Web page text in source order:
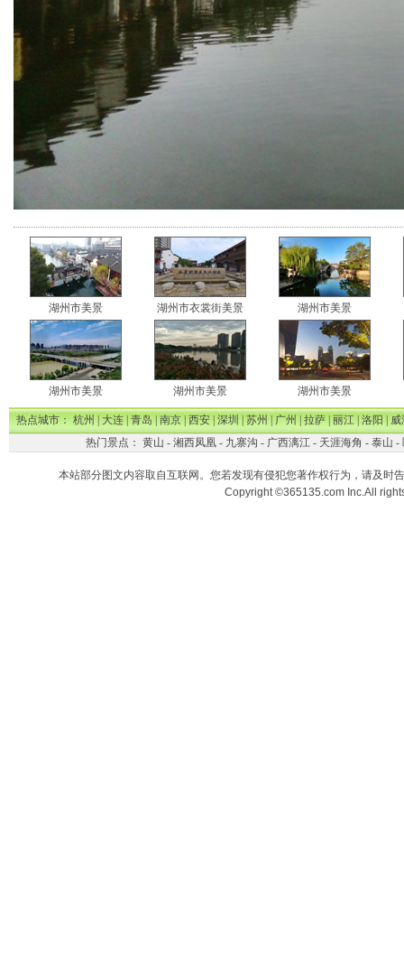
湖州市美景 湖州市衣裳街美景 湖州市美景
湖州市美景 湖州市美景 湖州市美景
热点城市：杭州|大连|青岛|南京|西安|深圳|苏州|广州|拉萨|丽江|洛阳|威
热门景点： 黄山 - 湘西凤凰- 九寨沟 - 广西漓江- 天涯海角 - 泰山 -
本站部分图文内容取自互联网。您若发现有侵犯您著作权行为，请及时
Copyright ©365135.com Inc.All